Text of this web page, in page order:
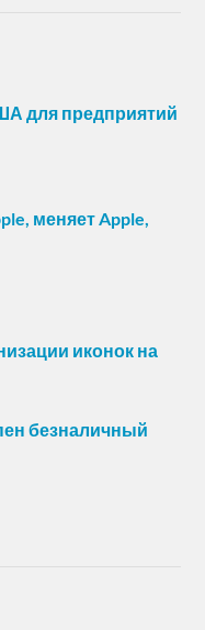
для предприятий
меняет Apple,
иконок на
безналичный